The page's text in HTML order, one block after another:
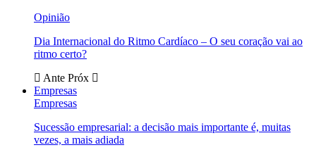
Opinião
Dia Internacional do Ritmo Cardíaco – O seu coração vai ao
ritmo certo?
Ante Próx
Empresas
Empresas
Sucessão empresarial: a decisão mais importante é, muitas
vezes, a mais adiada